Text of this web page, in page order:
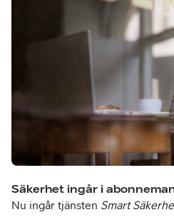
Säkerhet ingår i
Nu ingår tjänsten Smart